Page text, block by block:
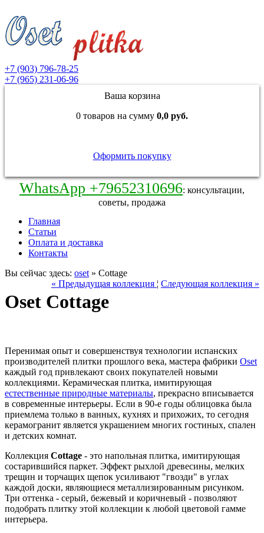
+7 (903) 796-78-25
+7 (965) 231-06-96
Ваша корзина
0 товаров на сумму 0,0 руб.
Оформить покупку
WhatsApp +79652310696: консультации,
советы, продажа
Главная
Статьи
Оплата и доставка
Контакты
Вы сейчас здесь: oset » Cottage
« Предыдущая коллекция ¦ Следующая коллекция »
Oset Cottage
Перенимая опыт и совершенствуя технологии испанских
производителей плитки прошлого века, мастера фабрики Oset
каждый год привлекают своих покупателей новыми
коллекциями. Керамическая плитка, имитирующая
естественные природные материалы, прекрасно вписывается
в современные интерьеры. Если в 90-е годы облицовка была
приемлема только в ванных, кухнях и прихожих, то сегодня
керамогранит является украшением многих гостиных, спален
и детских комнат.
Коллекция Cottage - это напольная плитка, имитирующая
состарившийся паркет. Эффект рыхлой древесины, мелких
трещин и торчащих щепок усиливают "гвозди" в углах
каждой доски, являющиеся металлизированным рисунком.
Три оттенка - серый, бежевый и коричневый - позволяют
подобрать плитку этой коллекции к любой цветовой гамме
интерьера.